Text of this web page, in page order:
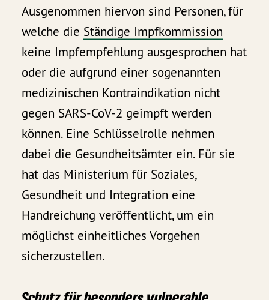
Ausgenommen hiervon sind Personen, für
welche die Ständige Impfkommission
keine Impfempfehlung ausgesprochen hat
oder die aufgrund einer sogenannten
medizinischen Kontraindikation nicht
gegen SARS-CoV-2 geimpft werden
können. Eine Schlüsselrolle nehmen
dabei die Gesundheitsämter ein. Für sie
hat das Ministerium für Soziales,
Gesundheit und Integration eine
Handreichung veröffentlicht, um ein
möglichst einheitliches Vorgehen
sicherzustellen.